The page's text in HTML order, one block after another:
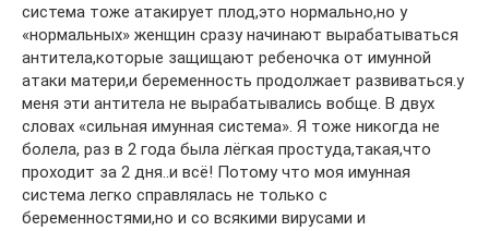
система тоже атакирует плод,это нормально,но у
«нормальных» женщин сразу начинают вырабатываться
антитела,которые защищают ребеночка от имунной
атаки матери,и беременность продолжает развиваться.у
меня эти антитела не вырабатывались вобще. В двух
словах «сильная имунная система». Я тоже никогда не
болела, раз в 2 года была лёгкая простуда,такая,что
проходит за 2 дня..и всё! Потому что моя имунная
система легко справлялась не только с
беременностями,но и со всякими вирусами и